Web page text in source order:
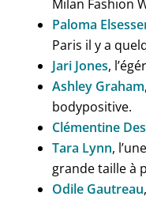
Milan Fashion
Paloma
Paris il y a
Jari Jones,
Ashley Graham
bodypositive.
Clémentine
Tara Lynn,
grande taille à
Odile Gautreau